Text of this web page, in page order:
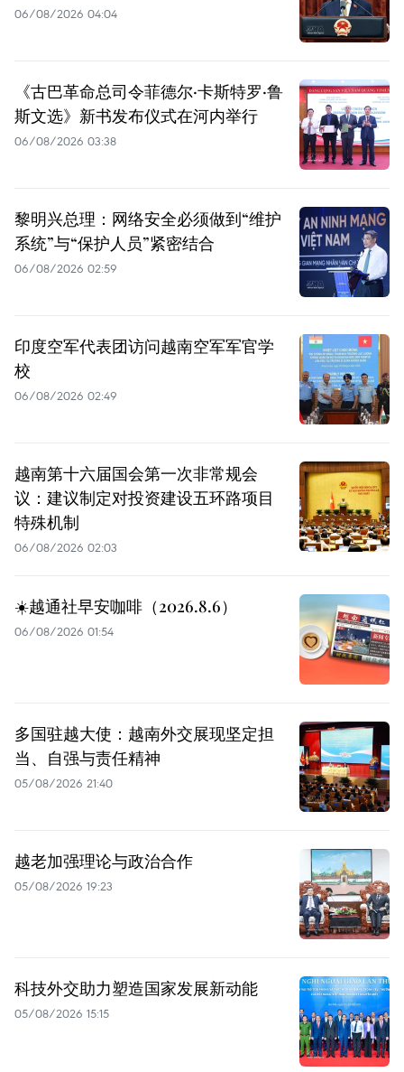
06/08/2026 04:04
《古巴革命总司令菲德尔·卡斯特罗·鲁
斯文选》新书发布仪式在河内举行
06/08/2026 03:38
黎明兴总理：网络安全必须做到“维护
系统”与“保护人员”紧密结合
06/08/2026 02:59
印度空军代表团访问越南空军军官学
校
06/08/2026 02:49
越南第十六届国会第一次非常规会
议：建议制定对投资建设五环路项目
特殊机制
06/08/2026 02:03
☀️越通社早安咖啡（2026.8.6）
06/08/2026 01:54
多国驻越大使：越南外交展现坚定担
当、自强与责任精神
05/08/2026 21:40
越老加强理论与政治合作
05/08/2026 19:23
科技外交助力塑造国家发展新动能
05/08/2026 15:15